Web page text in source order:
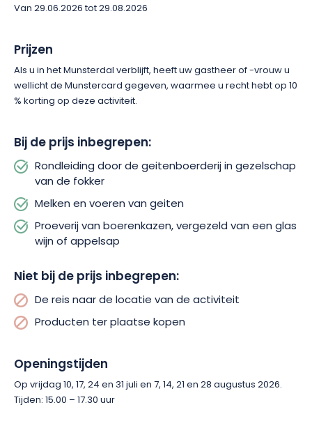
appelsap. Zo geniet je van een culinair moment direct op de
voeren van de geiten. Jong en oud kunnen dichtbij komen, de
geiten van dichtbij bekijken en, voor de meest nieuwsgierigen,
de versgemolken geitenmelk proeven. Dit bezoek van 2,5 uur
biedt een levendige, gezellige ervaring vol ontdekkingen,
Reserveer uw bezoek en laat u betoveren door de
authenticiteit van de Chèvrerie du Hunleskritt.
Van 29.06.2026 tot 29.08.2026
Prijzen
Als u in het Munsterdal verblijft, heeft uw gastheer of -vrouw u
wellicht de Munstercard gegeven, waarmee u recht hebt op 10
% korting op deze activiteit.
Bij de prijs inbegrepen:
Rondleiding door de geitenboerderij in gezelschap
van de fokker
Melken en voeren van geiten
Proeverij van boerenkazen, vergezeld van een glas
wijn of appelsap
Niet bij de prijs inbegrepen:
De reis naar de locatie van de activiteit
Producten ter plaatse kopen
Openingstijden
Op vrijdag 10, 17, 24 en 31 juli en 7, 14, 21 en 28 augustus 2026.
Tijden: 15.00 – 17.30 uur